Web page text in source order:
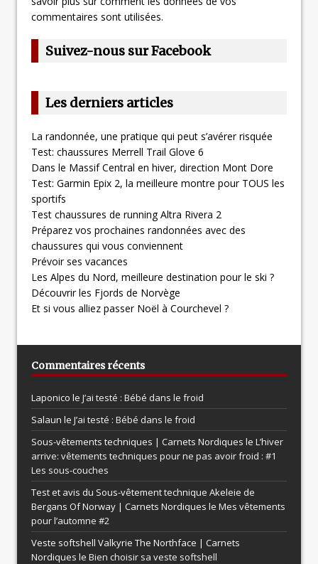
commentaires sont utilisées.
Suivez-nous sur Facebook
Les derniers articles
La randonnée, une pratique qui peut s’avérer risquée
Test: chaussures Merrell Trail Glove 6
Dans le Massif Central en hiver, direction Mont Dore
Test: Garmin Epix 2, la meilleure montre pour TOUS les
sportifs
Test chaussures de running Altra Rivera 2
Préparez vos prochaines randonnées avec des
chaussures qui vous conviennent
Prévoir ses vacances
Les Alpes du Nord, meilleure destination pour le ski ?
Découvrir les Fjords de Norvège
Et si vous alliez passer Noël à Courchevel ?
Commentaires récents
Laponico le J’ai testé : Bébé dans le froid
Salaun le J’ai testé : Bébé dans le froid
Sous-vêtements techniques | Carnets Nordiques le L’hiver
arrive: vêtements techniques pour ne pas avoir froid : #1
Les sous-couches
Test et avis du Sous-vêtement technique Akeleie de
Bergans Of Norway | Carnets Nordiques le Mes vêtements
pour l’automne #2
Veste softshell Valkyrie The Northface | Carnets
Nordiques le Bien choisir sa veste softshell